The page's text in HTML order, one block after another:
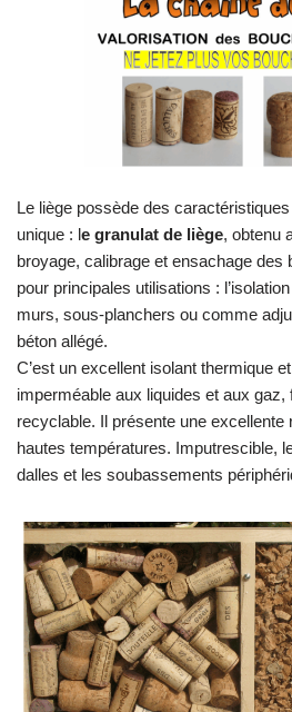
Le liège possède des
unique : le granulat de liège, obtenu
broyage, calibrage et ensachage des
pour principales utilisations :
murs, sous-planchers ou comme
béton allégé.
C’est un excellent isolant thermique
imperméable aux liquides et aux gaz,
recyclable. Il présente une excellente
hautes températures. Imputrescible,
dalles et les soubassements